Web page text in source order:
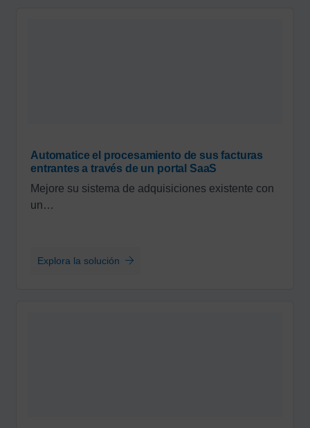
Automatice el procesamiento de sus facturas
entrantes a través de un portal SaaS
Mejore su sistema de adquisiciones existente con
un…
Explora la solución